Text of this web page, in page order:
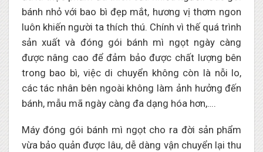
bánh nhỏ với bao bì đẹp mắt, hương vị thơm ngon
luôn khiến người ta thích thú. Chính vì thế quá trình
sản xuất và đóng gói bánh mì ngọt ngày càng
được nâng cao để đảm bảo được chất lượng bên
trong bao bì, việc di chuyển không còn là nỗi lo,
các tác nhân bên ngoài không làm ảnh hưởng đến
bánh, mẫu mã ngày càng đa dạng hóa hơn,….
Máy đóng gói bánh mì ngọt cho ra đời sản phẩm
vừa bảo quản được lâu, dễ dàng vận chuyển lại thu